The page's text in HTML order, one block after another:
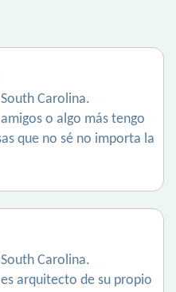
Carolina.
o algo más tengo
que no sé no importa la
Carolina.
arquitecto de su propio